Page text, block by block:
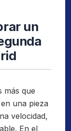
un
más que
una pieza
velocidad,
En el